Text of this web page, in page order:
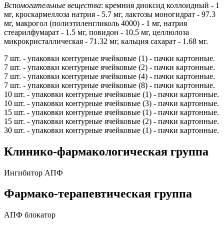
Вспомогательные вещества: кремния диоксид коллоидный - 1
мг, кроскармеллоза натрия - 5.7 мг, лактозы моногидрат - 97.3
мг, макрогол (полиэтиленгликоль 4000) - 1 мг, натрия
стеарилфумарат - 1.5 мг, повидон - 10.5 мг, целлюлоза
микрокристаллическая - 71.32 мг, кальция сахарат - 1.68 мг.
7 шт. - упаковки контурные ячейковые (1) - пачки картонные.
7 шт. - упаковки контурные ячейковые (2) - пачки картонные.
7 шт. - упаковки контурные ячейковые (4) - пачки картонные.
7 шт. - упаковки контурные ячейковые (8) - пачки картонные.
10 шт. - упаковки контурные ячейковые (1) - пачки картонные.
10 шт. - упаковки контурные ячейковые (3) - пачки картонные.
15 шт. - упаковки контурные ячейковые (1) - пачки картонные.
15 шт. - упаковки контурные ячейковые (2) - пачки картонные.
30 шт. - упаковки контурные ячейковые (1) - пачки картонные.
Клинико-фармакологическая группа
Ингибитор АПФ
Фармако-терапевтическая группа
АПФ блокатор